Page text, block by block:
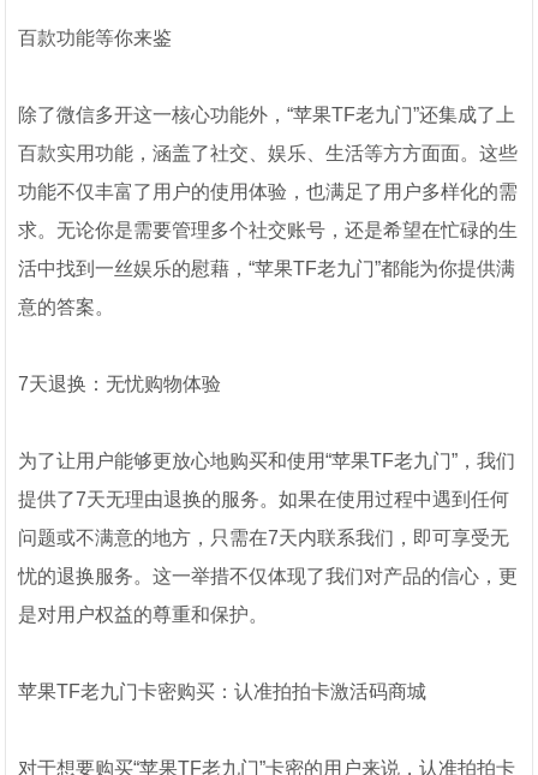
百款功能等你来鉴
除了微信多开这一核心功能外，“苹果TF老九门”还集成了上
百款实用功能，涵盖了社交、娱乐、生活等方方面面。这些
功能不仅丰富了用户的使用体验，也满足了用户多样化的需
求。无论你是需要管理多个社交账号，还是希望在忙碌的生
活中找到一丝娱乐的慰藉，“苹果TF老九门”都能为你提供满
意的答案。
7天退换：无忧购物体验
为了让用户能够更放心地购买和使用“苹果TF老九门”，我们
提供了7天无理由退换的服务。如果在使用过程中遇到任何
问题或不满意的地方，只需在7天内联系我们，即可享受无
忧的退换服务。这一举措不仅体现了我们对产品的信心，更
是对用户权益的尊重和保护。
苹果TF老九门卡密购买：认准拍拍卡激活码商城
对于想要购买“苹果TF老九门”卡密的用户来说，认准拍拍卡